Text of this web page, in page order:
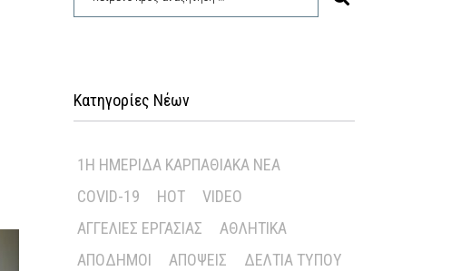
Κατηγορίες Νέων
1Η ΗΜΕΡΊΔΑ ΚΑΡΠΑΘΙΑΚΆ ΝΈΑ
COVID-19
HOT
VIDEO
ΑΓΓΕΛΊΕΣ ΕΡΓΑΣΊΑΣ
ΑΘΛΗΤΙΚΆ
ΑΠΌΔΗΜΟΙ
ΑΠΌΨΕΙΣ
ΔΕΛΤΊΑ ΤΎΠΟΥ